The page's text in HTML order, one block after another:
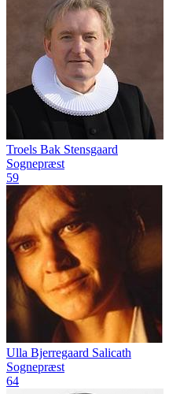
Troels Bak Stensgaard
Sognepræst
59
Ulla Bjerregaard Salicath
Sognepræst
64